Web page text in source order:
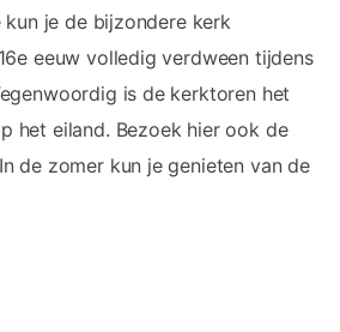
kun je de bijzondere kerk
eeuw volledig verdween tijdens
is de kerktoren het
het eiland. Bezoek hier ook de
de zomer kun je genieten van de